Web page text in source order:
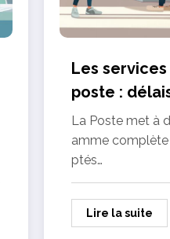
Les services
poste :
pratiques
La Poste met à
amme complète
ptés…
Lire la suite